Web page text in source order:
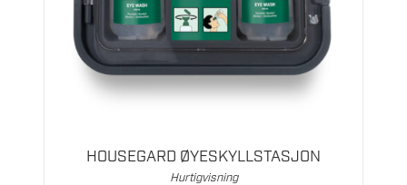
HOUSEGARD ØYESKYLLSTASJON
Hurtigvisning